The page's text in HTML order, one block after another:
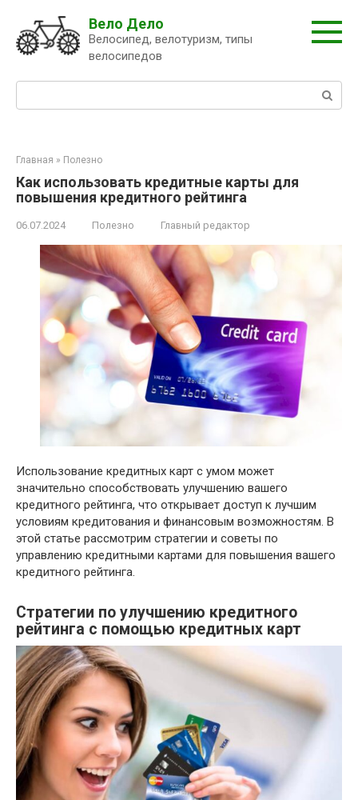
контенту
Вело Дело
Велосипед, велотуризм, типы
велосипедов
Главная » Полезно
Как использовать кредитные карты для
повышения кредитного рейтинга
06.07.2024 Полезно Главный редактор
Использование кредитных карт с умом может
значительно способствовать улучшению вашего
кредитного рейтинга, что открывает доступ к лучшим
условиям кредитования и финансовым возможностям. В
этой статье рассмотрим стратегии и советы по
управлению кредитными картами для повышения вашего
кредитного рейтинга.
Стратегии по улучшению кредитного
рейтинга с помощью кредитных карт